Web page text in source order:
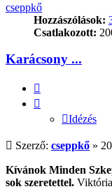
cseppkő
Hozzászólások:
Csatlakozott:
Karácsony ...
Idézés
Hozzászólás
Szerző: cseppkő »
Kívánok Minden
sok szeretettel. Viktória